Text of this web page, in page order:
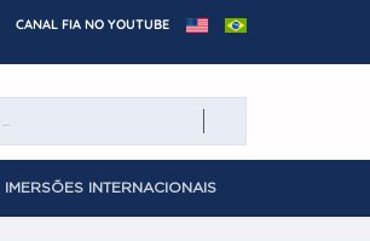
CANAL FIA NO YOUTUBE
IMERSÕES INTERNACIONAIS